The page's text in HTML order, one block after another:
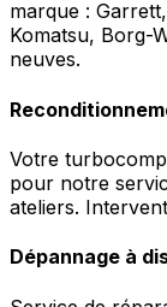
marque :
Komatsu, Borg-
neuves.
Votre
pour notre
ateliers.
Dépannage à